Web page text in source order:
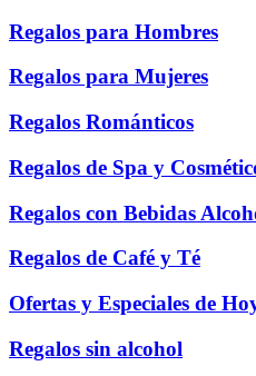
Regalos para Hombres
Regalos para Mujeres
Regalos Románticos
Regalos de Spa y
Regalos con Bebidas
Regalos de Café y Té
Ofertas y Especiales de
Regalos sin alcohol